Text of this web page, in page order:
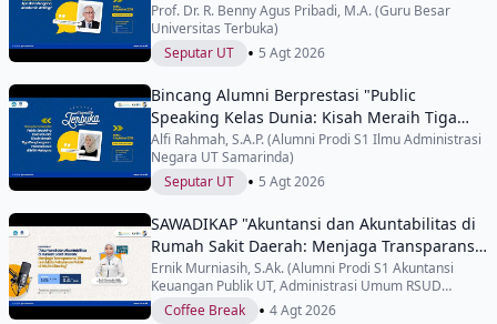
Prof. Dr. R. Benny Agus Pribadi, M.A. (Guru Besar
Universitas Terbuka)
Seputar UT
• 5 Agt 2026
Bincang Alumni Berprestasi "Public
Speaking Kelas Dunia: Kisah Meraih Tiga
Penghargaan Internasional di IYEN
Malaysia"
Alfi Rahmah, S.A.P. (Alumni Prodi S1 Ilmu Administrasi
Negara UT Samarinda)
Seputar UT
• 5 Agt 2026
SAWADIKAP "Akuntansi dan Akuntabilitas di
Rumah Sakit Daerah: Menjaga Transparansi,
Efisiensi, dan Mutu Pelayanan Publik di
RSUD Cilincing"
Ernik Murniasih, S.Ak. (Alumni Prodi S1 Akuntansi
Keuangan Publik UT, Administrasi Umum RSUD
Cilincing)
Coffee Break • 4 Agt 2026